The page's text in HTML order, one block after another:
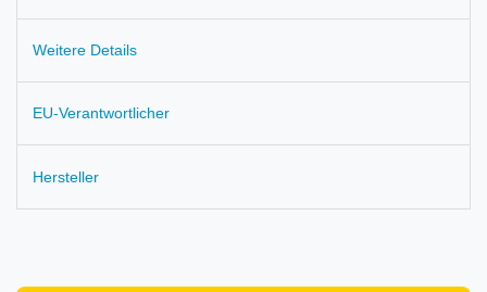
Weitere Details
EU-Verantwortlicher
Hersteller